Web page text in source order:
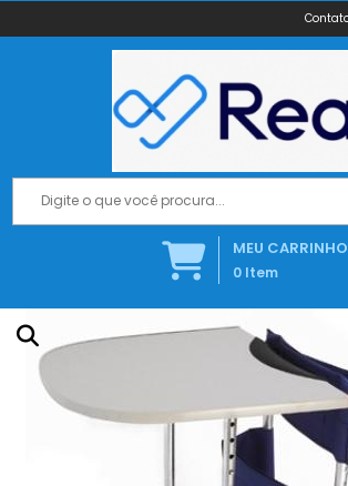
MEU CARRINHO
0 Item